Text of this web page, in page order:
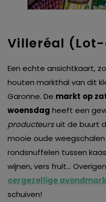
Villeréal
Een echte ansichtkaart,
houten markthal van dit
Garonne. De markt op
woensdag heeft een
producteursuit de buurt
mooie oude weegschalen
rondsnuffelen tussen
wijnen, vers fruit…
oergezellige
schuiven!